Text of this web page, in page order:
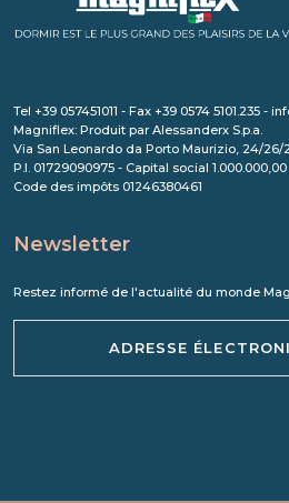
Tel +39 057451011 - Fax +39 0574 5101.235 -
Magniflex: Produit par Alessanderx S.p.a.
Via San Leonardo da Porto Maurizio, 24/26/
P.I. 01729090975 - Capital social
Code des impôts 01246380461
Newsletter
Restez informé de l'actualité du monde